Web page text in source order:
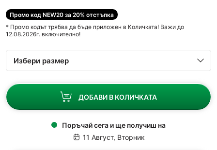
Промо код NEW20 за 20% отстъпка
* Промо кодът трябва да бъде приложен в Количката! Важи до
12.08.2026г. включително!
ДОБАВИ В КОЛИЧКАТА
Поръчай сега и ще получиш на
11 Август, Вторник